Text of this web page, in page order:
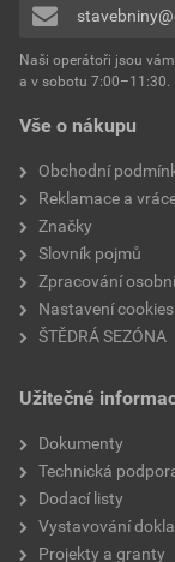
Vše o nákupu
Obchodní
Reklamace a
Značky
Slovník pojmů
Zpracování
Nastavení cookies
ŠTĚDRÁ SEZÓNA
Užitečné
Dokumenty
Technická
Dodací listy
Vystavování
Projekty a granty
Naši operátoři jsou
a v sobotu 7:00–11:30.